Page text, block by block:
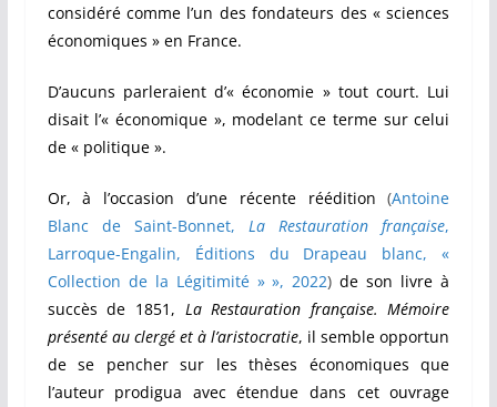
considéré comme l’un des fondateurs des « sciences
économiques » en France.
D’aucuns parleraient d’« économie » tout court. Lui
disait l’« économique », modelant ce terme sur celui
de « politique ».
Or, à l’occasion d’une récente réédition (Antoine
Blanc de Saint-Bonnet,La Restauration française,
Larroque-Engalin, Éditions du Drapeau blanc, «
Collection de la Légitimité » », 2022)de son livre à
succès de 1851, La Restauration française.Mémoire
présenté au clergé et à l’aristocratie, il semble opportun
de se pencher sur les thèses économiques que
l’auteur prodigua avec étendue dans cet ouvrage